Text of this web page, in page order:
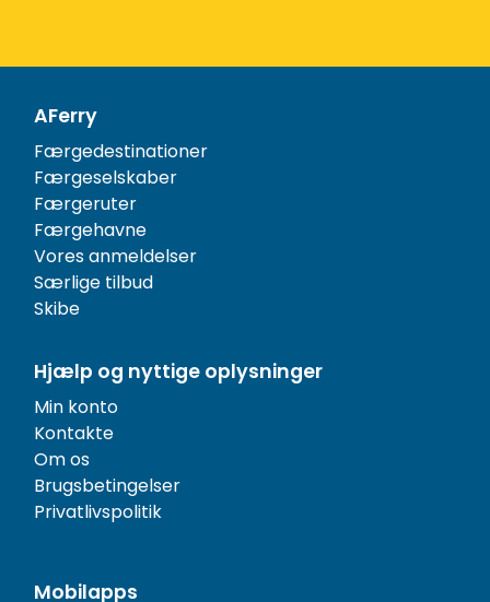
AFerry
Færgedestinationer
Færgeselskaber
Færgeruter
Færgehavne
Vores anmeldelser
Særlige tilbud
Skibe
Hjælp og nyttige oplysninger
Min konto
Kontakte
Om os
Brugsbetingelser
Privatlivspolitik
Mobilapps